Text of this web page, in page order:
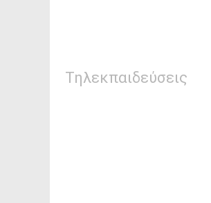
Τηλεκπαιδεύσεις